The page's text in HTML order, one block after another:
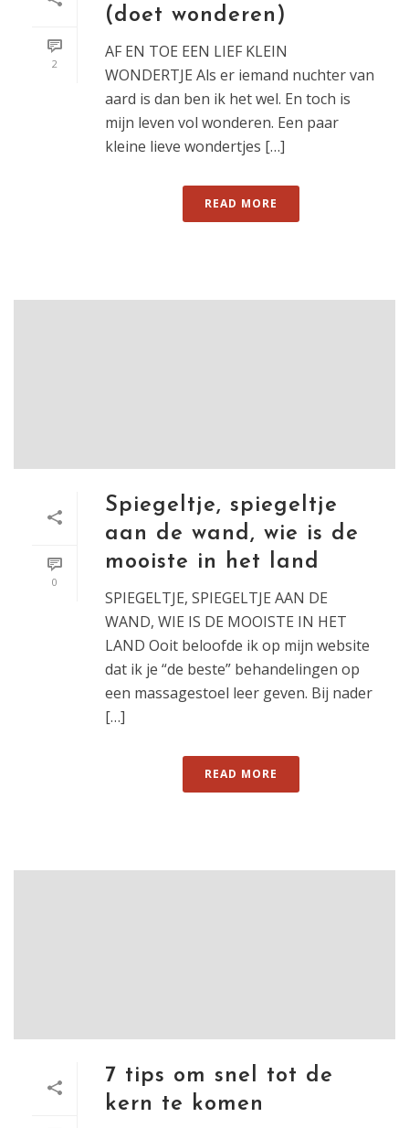
2
(doet wonderen)
AF EN TOE EEN LIEF KLEIN
WONDERTJE Als er iemand nuchter van
aard is dan ben ik het wel. En toch is
mijn leven vol wonderen. Een paar
kleine lieve wondertjes […]
READ MORE
0
Spiegeltje, spiegeltje
aan de wand, wie is de
mooiste in het land
SPIEGELTJE, SPIEGELTJE AAN DE
WAND, WIE IS DE MOOISTE IN HET
LAND Ooit beloofde ik op mijn website
dat ik je “de beste” behandelingen op
een massagestoel leer geven. Bij nader
[…]
READ MORE
7 tips om snel tot de
kern te komen